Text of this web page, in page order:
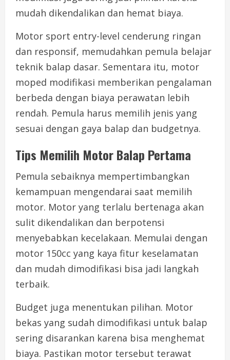
mudah dikendalikan dan hemat biaya.
Motor sport entry-level cenderung ringan
dan responsif, memudahkan pemula belajar
teknik balap dasar. Sementara itu, motor
moped modifikasi memberikan pengalaman
berbeda dengan biaya perawatan lebih
rendah. Pemula harus memilih jenis yang
sesuai dengan gaya balap dan budgetnya.
Tips Memilih Motor Balap Pertama
Pemula sebaiknya mempertimbangkan
kemampuan mengendarai saat memilih
motor. Motor yang terlalu bertenaga akan
sulit dikendalikan dan berpotensi
menyebabkan kecelakaan. Memulai dengan
motor 150cc yang kaya fitur keselamatan
dan mudah dimodifikasi bisa jadi langkah
terbaik.
Budget juga menentukan pilihan. Motor
bekas yang sudah dimodifikasi untuk balap
sering disarankan karena bisa menghemat
biaya. Pastikan motor tersebut terawat